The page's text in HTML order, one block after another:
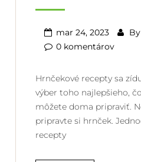
mar 24, 2023 By
0 komentárov
Hrnčekové recepty sa
výber toho najlepšieho,
môžete doma pripraviť.
pripravte si hrnček.
recepty